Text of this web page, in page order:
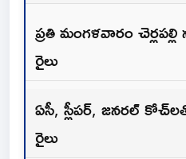
ప్రతి మంగళవారం
రైలు
ఏసీ, స్లీపర్, జనరల్
రైలు